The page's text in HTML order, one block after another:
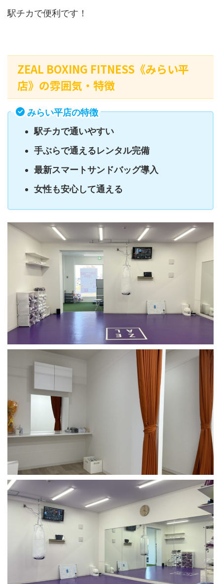
駅チカで便利です！
ZEAL BOXING FITNESS《みらい平
店》の雰囲気・特徴
みらい平店の特徴
駅チカで通いやすい
手ぶらで通えるレンタル完備
最新スマートサンドバッグ導入
女性も安心して通える